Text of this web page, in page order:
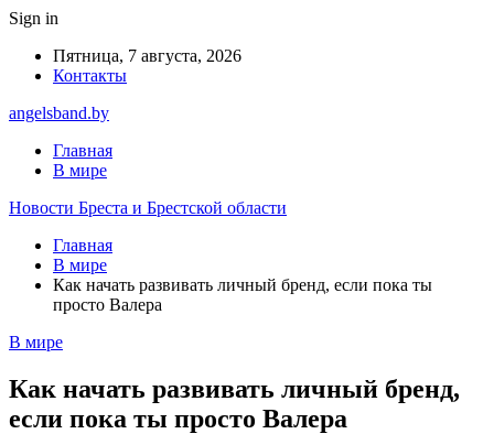
Sign in
Пятница, 7 августа, 2026
Контакты
angelsband.by
Главная
В мире
Новости Бреста и Брестской области
Главная
В мире
Как начать развивать личный бренд, если пока ты
просто Валера
В мире
Как начать развивать личный бренд,
если пока ты просто Валера